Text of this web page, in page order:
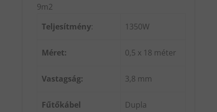
9m2
Teljesítmény: 1350W
Méret: 0,5 x 18 méter
Vastagság: 3,8 mm
Fűtőkábel Dupla